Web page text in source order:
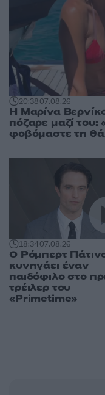
20:3807.08.26
Η Μαρίνα
πόζαρε μαζί του:
φοβόμαστε τη
18:3407.08.26
Ο Ρόμπερτ
κυνηγάει έναν
παιδόφιλο στο
τρέιλερ του
«Primetime»